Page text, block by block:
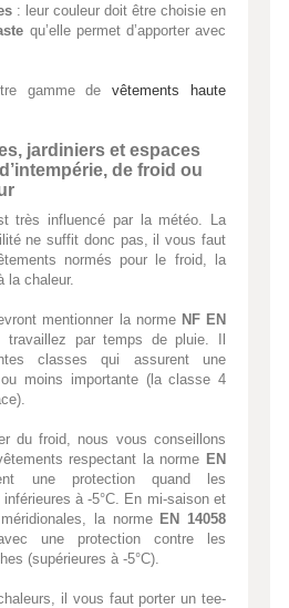
: leur couleur doit être choisie en
qu’elle permet d’apporter avec
gamme devêtements haute
jardiniers et espaces
de froid ou
très influencé par la météo. La
ne suffit donc pas, il vous faut
normés pour le froid, la
la chaleur.
mentionner la norme NF EN
travaillez par temps de pluie. Il
classes qui assurent une
moins importante (la classe 4
du froid, nous vous conseillons
respectant la norme EN
une protection quand les
à -5°C. En mi-saison et
la norme EN ­­14058
une protection contre les
(supérieures à -5°C).
il vous faut porter un tee-